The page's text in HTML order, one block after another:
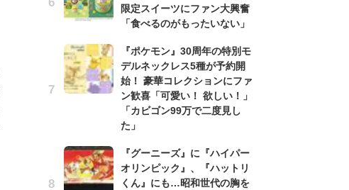
限定スイーツにファン大興奮
「食べるのがもったいない」
『ポケモン』30周年の特別モ
デルネックレス5種が予約開
始！ 豪華コレクションにファ
ン歓喜「可愛い！ 欲しい！」
「カビゴン99万で二度見し
た」
『グーニーズ』に『ハイパー
オリンピック』、『ハットリ
くん』にも…昭和世代の胸を